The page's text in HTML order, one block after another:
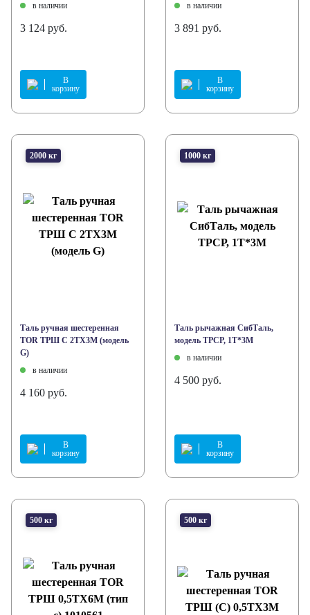
в наличии
3 124 руб.
В
корзину
в наличии
3 891 руб.
В
корзину
2000 кг
Таль ручная шестеренная
TOR ТРШ C 2ТХ3М (модель
G)
в наличии
4 160 руб.
В
корзину
1000 кг
Таль рычажная СибТаль,
модель ТРСР, 1Т*3М
в наличии
4 500 руб.
В
корзину
500 кг 500 кг